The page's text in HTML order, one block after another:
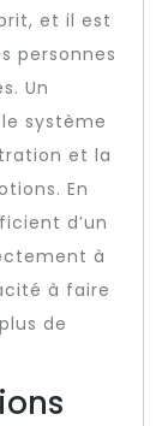
et il est
personnes
Un
système
et la
En
d’un
à
à faire
de